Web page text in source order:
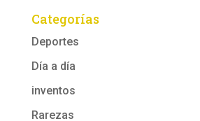
Categorías
Deportes
Día a día
inventos
Rarezas